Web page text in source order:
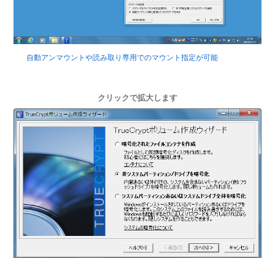
自動アンマウントや読み取り専用でのマウント指定が可能
クリックで拡大します